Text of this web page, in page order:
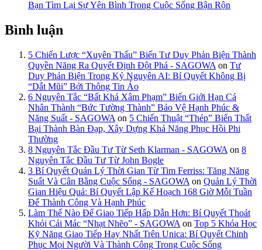
Bạn Tìm Lại Sự Yên Bình Trong Cuộc Sống Bận Rộn
Bình luận
5 Chiến Lược “Xuyên Thấu” Biến Tư Duy Phản Biện Thành
Quyền Năng Ra Quyết Định Đột Phá - SAGOWA on Tư
Duy Phản Biện Trong Kỷ Nguyên AI: Bí Quyết Không Bị
“Dắt Mũi” Bởi Thông Tin Ảo
6 Nguyên Tắc “Bất Khả Xâm Phạm” Biến Giới Hạn Cá
Nhân Thành “Bức Tường Thành” Bảo Vệ Hạnh Phúc &
Năng Suất - SAGOWA on 5 Chiến Thuật “Thép” Biến Thất
Bại Thành Bàn Đạp, Xây Dựng Khả Năng Phục Hồi Phi
Thường
8 Nguyên Tắc Đầu Tư Từ Seth Klarman - SAGOWA on 8
Nguyên Tắc Đầu Tư Từ John Bogle
3 Bí Quyết Quản Lý Thời Gian Từ Tim Ferriss: Tăng Năng
Suất Và Cân Bằng Cuộc Sống - SAGOWA on Quản Lý Thời
Gian Hiệu Quả: Bí Quyết Lập Kế Hoạch 168 Giờ Mỗi Tuần
Để Thành Công Và Hạnh Phúc
Làm Thế Nào Để Giao Tiếp Hấp Dẫn Hơn: Bí Quyết Thoát
Khỏi Cái Mác “Nhạt Nhẽo” - SAGOWA on Top 5 Khóa Học
Kỹ Năng Giao Tiếp Hay Nhất Trên Unica: Bí Quyết Chinh
Phục Mọi Người Và Thành Công Trong Cuộc Sống